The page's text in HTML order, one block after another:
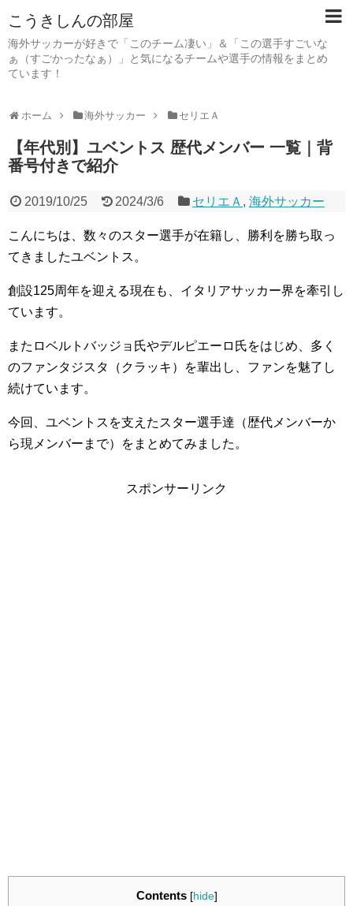
こうきしんの部屋
海外サッカーが好きで「このチーム凄い」＆「この選手すごいな
ぁ（すごかったなぁ）」と気になるチームや選手の情報をまとめ
ています！
ホーム 海外サッカー セリエＡ
【年代別】ユベントス 歴代メンバー 一覧｜背
番号付きで紹介
2019/10/25 2024/3/6 セリエＡ ,海外サッカー
こんにちは、数々のスター選手が在籍し、勝利を勝ち取っ
てきましたユベントス。
創設125周年を迎える現在も、イタリアサッカー界を牽引し
ています。
またロベルトバッジョ氏やデルピエーロ氏をはじめ、多く
のファンタジスタ（クラッキ）を輩出し、ファンを魅了し
続けています。
今回、ユベントスを支えたスター選手達（歴代メンバーか
ら現メンバーまで）をまとめてみました。
スポンサーリンク
Contents [hide]